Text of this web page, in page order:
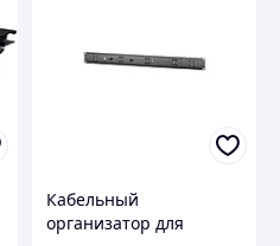
Кабельный
организатор для